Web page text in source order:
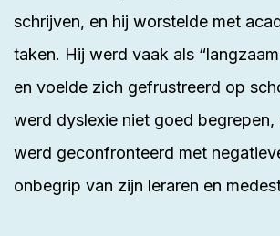
schrijven, en hij worstelde met
taken. Hij werd vaak als
en voelde zich gefrustreerd op
werd dyslexie niet goed begrepen,
werd geconfronteerd met
onbegrip van zijn leraren en